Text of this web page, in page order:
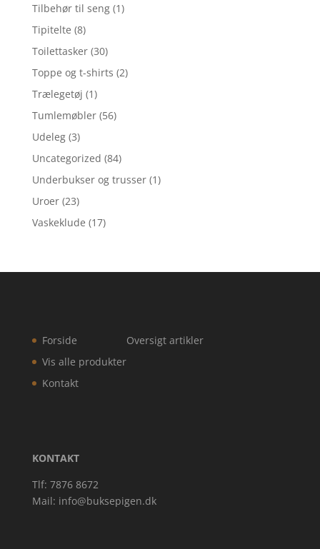
Tilbehør til seng (1)
Tipitelte (8)
Toilettasker (30)
Toppe og t-shirts (2)
Trælegetøj (1)
Tumlemøbler (56)
Udeleg (3)
Uncategorized (84)
Underbukser og trusser (1)
Uroer (23)
Vaskeklude (17)
Forside
Vis alle produkter
Kontakt
Oversigt artikler
KONTAKT
Tlf: 7876 8672
Mail: info@buksepigen.dk